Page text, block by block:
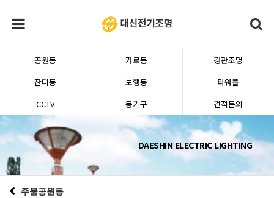
공원등 가로등
경관조명
잔디등
보행등
타워폴
CCTV
등기구 견적문의
DAESHIN ELECTRIC LIGHTING
주물공원등